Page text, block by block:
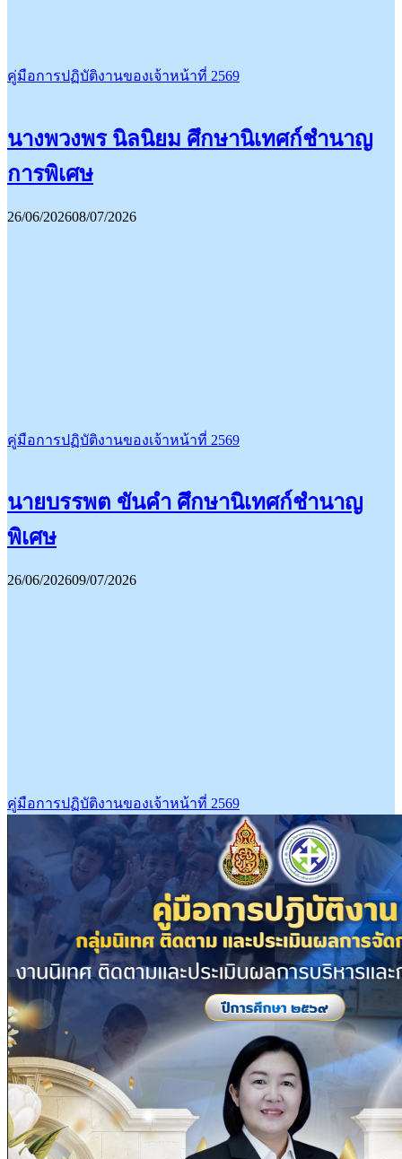
คู่มือการปฏิบัติงานของเจ้าหน้าที่ 2569
นางพวงพร นิลนิยม ศึกษานิเทศก์ชำนาญ
การพิเศษ
26/06/202608/07/2026
คู่มือการปฏิบัติงานของเจ้าหน้าที่ 2569
นายบรรพต ขันคำ ศึกษานิเทศก์ชำนาญ
พิเศษ
26/06/202609/07/2026
คู่มือการปฏิบัติงานของเจ้าหน้าที่ 2569